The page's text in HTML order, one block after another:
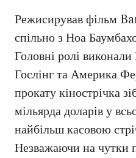
Режисирував фільм
спільно з Ноа
Головні ролі
Гослінг та Америка
прокату кінострічка
мільярда доларів у
найбільш касовою
Незважаючи на чутки